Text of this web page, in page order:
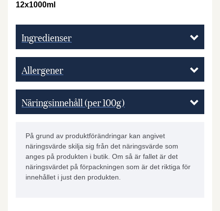
12x1000ml
Ingredienser
Allergener
Näringsinnehåll (per 100g)
På grund av produktförändringar kan angivet
näringsvärde skilja sig från det näringsvärde som
anges på produkten i butik. Om så är fallet är det
näringsvärdet på förpackningen som är det riktiga för
innehållet i just den produkten.